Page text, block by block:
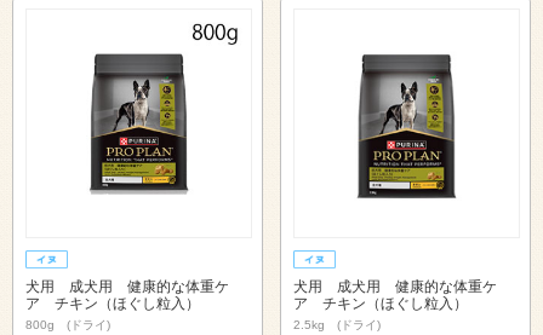
犬用 成犬用 健康的な体重ケ
ア チキン（ほぐし粒入）
800g (ドライ)
犬用 成犬用 健康的な体重ケ
ア チキン（ほぐし粒入）
2.5kg (ドライ)